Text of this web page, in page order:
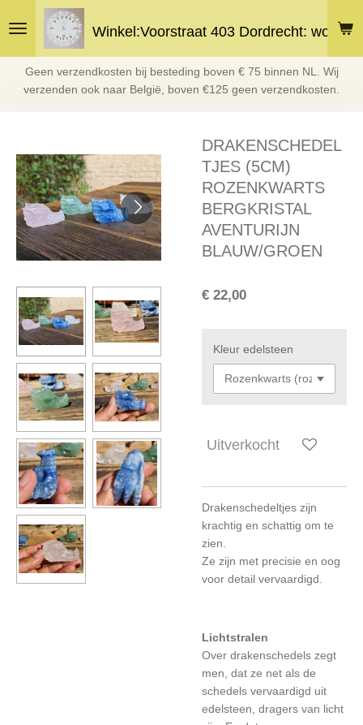
direct
hoofdinhoud
Winkel:Voorstraat 403 Dordrecht: woe
Geen verzendkosten bij besteding boven € 75 binnen NL. Wij
verzenden ook naar België, boven €125 geen verzendkosten.
DRAKENSCHEDEL
TJES (5CM)
ROZENKWARTS
BERGKRISTAL
AVENTURIJN
BLAUW/GROEN
€ 22,00
Kleur edelsteen
Uitverkocht
Drakenschedeltjes zijn
krachtig en schattig om te
zien.
Ze zijn met precisie en oog
voor detail vervaardigd.
Lichtstralen
Over drakenschedels zegt
men, dat ze net als de
schedels vervaardigd uit
edelsteen, dragers van licht